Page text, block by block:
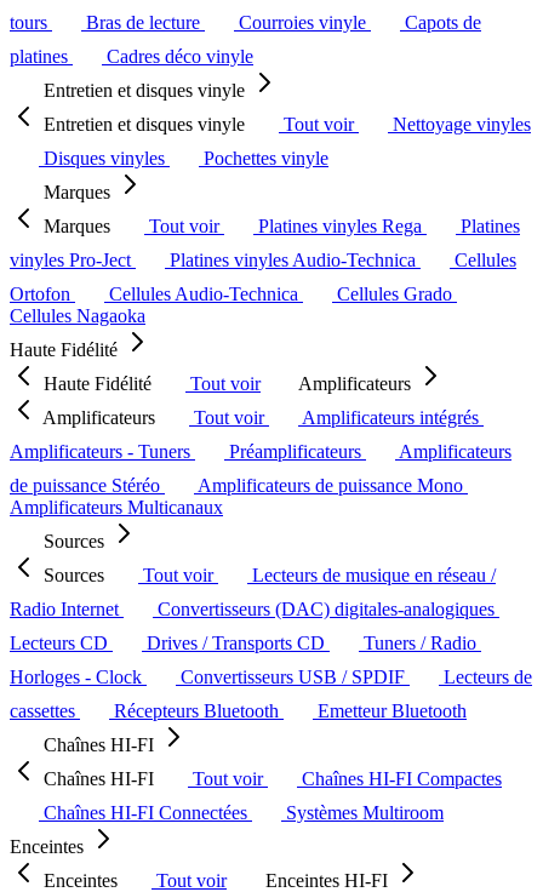
tours
Bras de lecture Courroies vinyle
Capots de
platines
Cadres déco vinyle
Entretien et disques vinyle
Entretien et disques vinyle
Tout voir
Nettoyage vinyles
Disques vinyles
Pochettes vinyle
Marques
Marques
Tout voir Platines vinyles Rega
Platines
vinyles Pro-Ject
Platines vinyles Audio-Technica
Cellules
Ortofon
Cellules Audio-Technica
Cellules Grado
Cellules Nagaoka
Haute Fidélité
Haute Fidélité
Tout voir
Amplificateurs
Amplificateurs
Tout voir
Amplificateurs intégrés
Amplificateurs - Tuners
Préamplificateurs
Amplificateurs
de puissance Stéréo
Amplificateurs de puissance Mono
Amplificateurs Multicanaux
Sources
Sources
Tout voir
Lecteurs de musique en réseau /
Radio Internet
Convertisseurs (DAC) digitales-analogiques
Lecteurs CD
Drives / Transports CD
Tuners / Radio
Horloges - Clock
Convertisseurs USB / SPDIF
Lecteurs de
cassettes
Récepteurs Bluetooth
Emetteur Bluetooth
Chaînes HI-FI
Chaînes HI-FI
Tout voir
Chaînes HI-FI Compactes
Chaînes HI-FI Connectées
Systèmes Multiroom
Enceintes
Enceintes
Tout voir
Enceintes HI-FI